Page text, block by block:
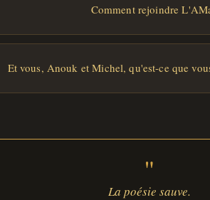
Comment rejoindre
Et vous, Anouk et Michel, qu'est-ce que
"
La poésie sauve.